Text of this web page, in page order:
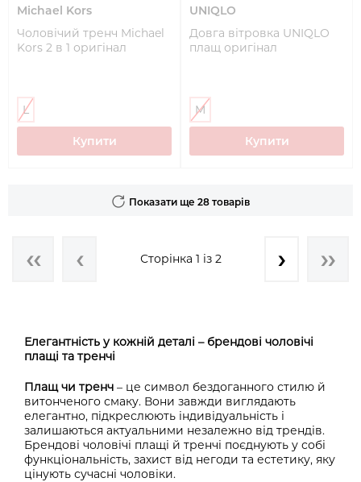
Michael Kors
Чоловічий тренч Michael
Kors 2 в 1 оригінал
L
Купити
UNIQLO
Довга вітровка UNIQLO
плащ оригінал
M
Купити
Показати ще 28 товарів
Сторінка 1 із 2
Елегантність у кожній деталі – брендові чоловічі
плащі та тренчі
Плащ чи тренч – це символ бездоганного стилю й
витонченого смаку. Вони завжди виглядають
елегантно, підкреслюють індивідуальність і
залишаються актуальними незалежно від трендів.
Брендові чоловічі плащі й тренчі поєднують у собі
функціональність, захист від негоди та естетику, яку
цінують сучасні чоловіки.